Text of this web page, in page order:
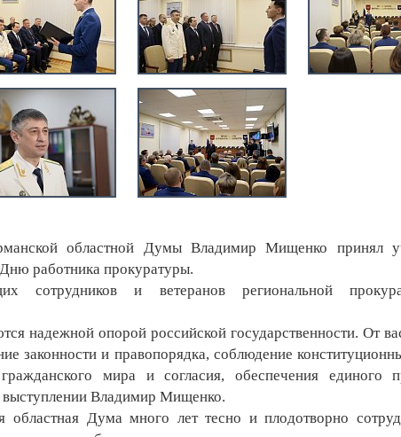
областной Думы Владимир Мищенко принял
работника прокуратуры.
сотрудников и ветеранов региональной
надежной опорой российской государственности. От
законности и правопорядка, соблюдение
мира и согласия, обеспечения единого
выступлении Владимир Мищенко.
Дума много лет тесно и плодотворно